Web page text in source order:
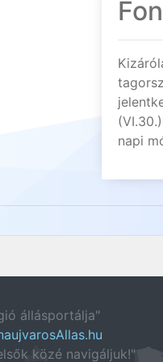
napi
állásportálja"
közé navigáljuk!"